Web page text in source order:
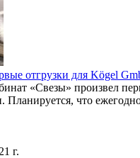
отгрузки для Kögel
«Свезы» произвел
что
г.